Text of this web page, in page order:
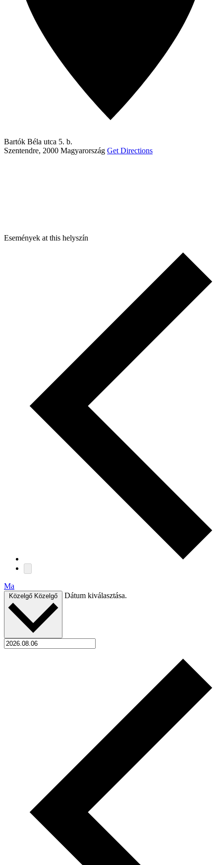
Bartók Béla utca 5. b.
Szentendre, 2000 Magyarország Get Directions
Események at this helyszín
Ma
Közelgő Közelgő Dátum kiválasztása.